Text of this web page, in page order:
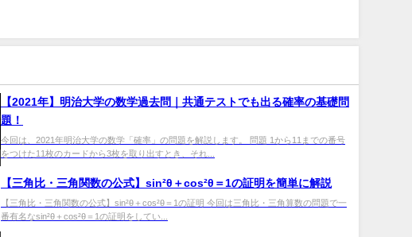
【2021年】明治大学の数学過去問｜共通テストでも出る確率の基礎問
題！
今回は、2021年明治大学の数学「確率」の問題を解説します。 問題 1から11までの番号
をつけた11枚のカードから3枚を取り出すとき、それ...
【三角比・三角関数の公式】sin²θ＋cos²θ＝1の証明を簡単に解説
【三角比・三角関数の公式】sin²θ＋cos²θ＝1の証明 今回は三角比・三角算数の問題で一
番有名なsin²θ＋cos²θ＝1の証明をしてい...